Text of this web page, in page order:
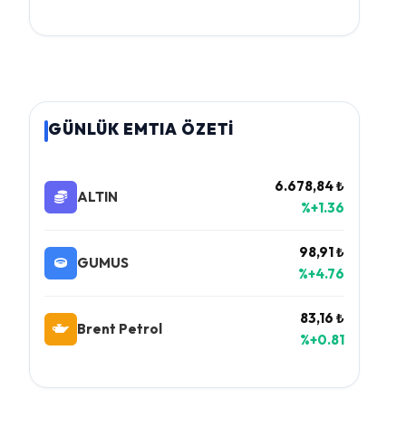
GÜNLÜK EMTIA ÖZETİ
ALTIN
6.678,84 ₺
%+1.36
GUMUS
98,91 ₺
%+4.76
Brent Petrol
83,16 ₺
%+0.81